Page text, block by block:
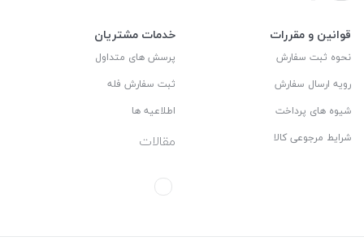
قوانین و مقررات
نحوه ثبت سفارش
رویه ارسال سفارش
شیوه های پرداخت
شرایط مرجوعی کالا
خدمات مشتریان
پرسش های متداول
ثبت سفارش فله
اطلاعیه ها
مقالات